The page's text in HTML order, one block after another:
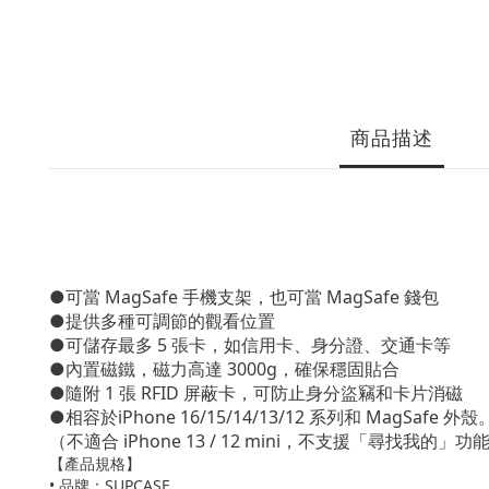
商品描述
●可當 MagSafe 手機支架，也可當 MagSafe 錢包
●提供多種可調節的觀看位置
●可儲存最多 5 張卡，如信用卡、身分證、交通卡等
●內置磁鐵，磁力高達 3000g，確保穩固貼合
●隨附 1 張 RFID 屏蔽卡，可防止身分盜竊和卡片消磁
●相容於iPhone 16/15/14/13/12 系列和 MagSafe 外殼。
（不適合 iPhone 13 / 12 mini，不支援「尋找我的」功能
【產品規格】